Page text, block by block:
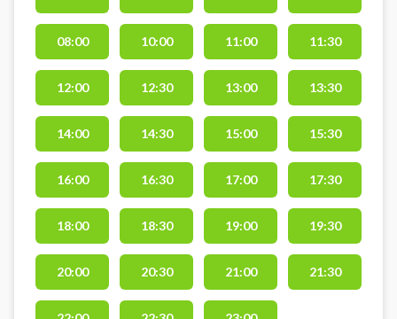
Rønne på en indendørs singlebane
til 2. spillere. Gratis parkering og
padelbanen hos Match Padel
Rønne Padelcenter på Bornholm.
Bolde kan købes i åbingstiden. Vil
du booke en udendørs padelbane
så har Match Padel Rønne også på
2 udendørs padelbaner tæt ved de
indendørs padelbaner.
08:00 10:00 11:00 11:30
12:00 12:30 13:00 13:30
14:00 14:30 15:00 15:30
16:00 16:30 17:00 17:30
18:00 18:30 19:00 19:30
20:00 20:30 21:00 21:30